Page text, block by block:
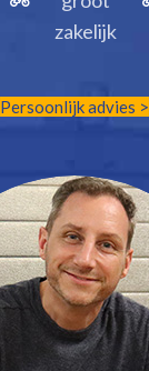
zakelijk
Persoonlijk advies >